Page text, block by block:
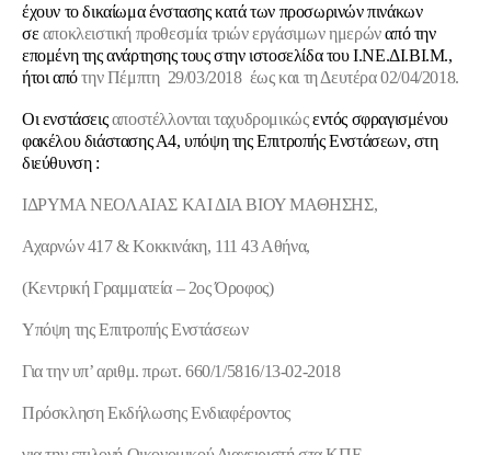
έχουν το δικαίωμα ένστασης κατά των προσωρινών πινάκων
σε αποκλειστική προθεσμία τριών εργάσιμων ημερώναπό την
επομένη της ανάρτησης τους στην ιστοσελίδα του Ι.ΝΕ.ΔΙ.ΒΙ.Μ.,
ήτοι απότην Πέμπτη 29/03/2018 έως και τη Δευτέρα 02/04/2018.
Οι ενστάσειςαποστέλλονται ταχυδρομικώςεντός σφραγισμένου
φακέλου διάστασης Α4, υπόψη της Επιτροπής Ενστάσεων, στη
διεύθυνση :
ΙΔΡΥΜΑ ΝΕΟΛΑΙΑΣ ΚΑΙ ΔΙΑ ΒΙΟΥ ΜΑΘΗΣΗΣ,
Αχαρνών 417 & Κοκκινάκη, 111 43 Αθήνα,
(Κεντρική Γραμματεία – 2ος Όροφος)
Υπόψη της Επιτροπής Ενστάσεων
Για την υπ’ αριθμ. πρωτ. 660/1/5816/13-02-2018
Πρόσκληση Εκδήλωσης Ενδιαφέροντος